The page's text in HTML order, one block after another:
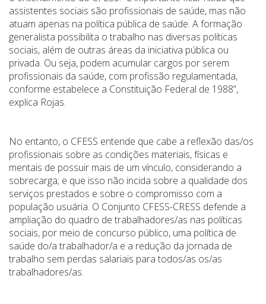
assistentes sociais são profissionais de saúde, mas não
atuam apenas na política pública de saúde. A formação
generalista possibilita o trabalho nas diversas políticas
sociais, além de outras áreas da iniciativa pública ou
privada. Ou seja, podem acumular cargos por serem
profissionais da saúde, com profissão regulamentada,
conforme estabelece a Constituição Federal de 1988”,
explica Rojas.
No entanto, o CFESS entende que cabe a reflexão das/os
profissionais sobre as condições materiais, físicas e
mentais de possuir mais de um vínculo, considerando a
sobrecarga; e que isso não incida sobre a qualidade dos
serviços prestados e sobre o compromisso com a
população usuária. O Conjunto CFESS-CRESS defende a
ampliação do quadro de trabalhadores/as nas políticas
sociais, por meio de concurso público, uma política de
saúde do/a trabalhador/a e a redução da jornada de
trabalho sem perdas salariais para todos/as os/as
trabalhadores/as.